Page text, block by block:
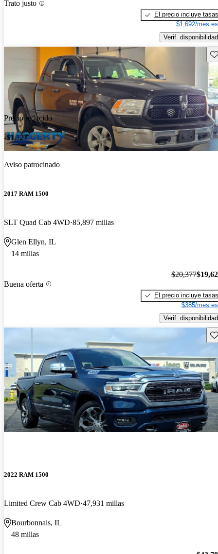
Trato justo
El precio incluye tasas
$1,692/mes
Verif. disponibilidad
Precio reducido
-$1,127
Aviso patrocinado
2017 RAM 1500
SLT Quad Cab 4WD 85,897 millas
Glen Ellyn, IL
14 millas
Buena oferta
$20,377
El precio incluye tasas
$385/mes
Verif. disponibilidad
2022 RAM 1500
Limited Crew Cab 4WD 47,931 millas
Bourbonnais, IL
48 millas